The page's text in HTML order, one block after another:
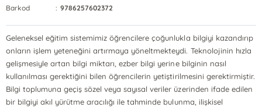
Barkod : 9786257602372
Geleneksel eğitim sistemimiz öğrencilere çoğunlukla bilgiyi kazandırıp
onların işlem yeteneğini artırmaya yöneltmekteydi. Teknolojinin hızla
gelişmesiyle artan bilgi miktarı, ezber bilgi yerine bilginin nasıl
kullanılması gerektiğini bilen öğrencilerin yetiştirilmesini gerektirmiştir.
Bilgi toplumuna geçiş sözel veya sayısal veriler üzerinden ifade edilen
bir bilgiyi akıl yürütme aracılığı ile tahminde bulunma, ilişkisel